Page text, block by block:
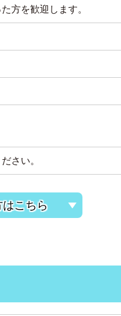
方を歓迎します。
さい。
こちら